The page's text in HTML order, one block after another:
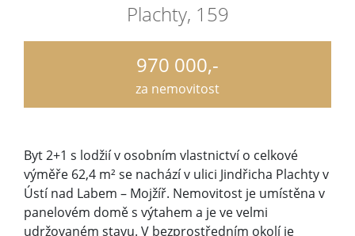
Plachty, 159
970 000,-
za nemovitost
Byt 2+1 s lodžií v osobním vlastnictví o celkové
výměře 62,4 m² se nachází v ulici Jindřicha Plachty v
Ústí nad Labem – Mojžíř. Nemovitost je umístěna v
panelovém domě s výtahem a je ve velmi
udržovaném stavu. V bezprostředním okolí je